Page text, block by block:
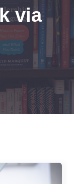
via